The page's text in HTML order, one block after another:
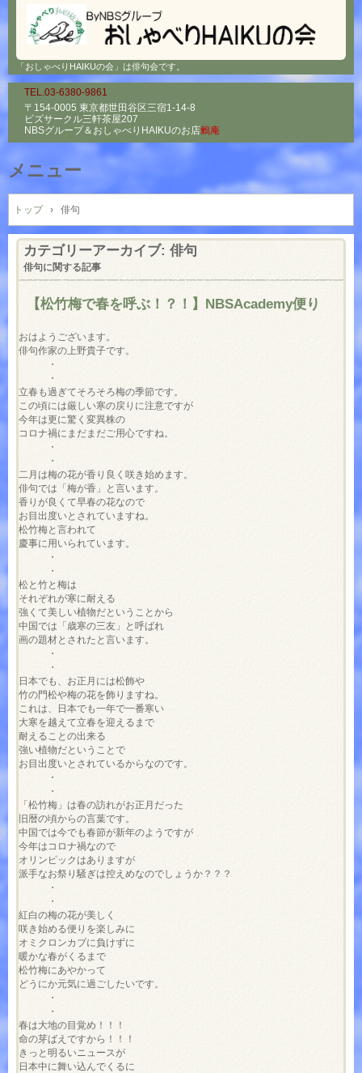
「おしゃべりHAIKUの会」は俳句会です。
TEL.03-6380-9861
〒154-0005 東京都世田谷区三宿1-14-8
ビズサークル三軒茶屋207
NBSグループ＆ おしゃべりHAIKUのお店鶫庵
メニュー
コ
ン
テ
ン
へ
トップ › 俳句
カテゴリーアーカイブ: 俳句
俳句に関する記事
【松竹梅で春を呼ぶ！？！】NBSAcademy便り
おはようございます。
俳句作家の上野貴子です。
・
・
立春も過ぎてそろそろ梅の季節です。
この頃には厳しい寒の戻りに注意ですが
今年は更に驚く変異株の
コロナ禍にまだまだご用心ですね。
・
・
二月は梅の花が香り良く咲き始めます。
俳句では「梅が香」と言います。
香りが良くて早春の花なので
お目出度いとされていますね。
松竹梅と言われて
慶事に用いられています。
・
・
松と竹と梅は
それぞれが寒に耐える
強くて美しい植物だということから
中国では「歳寒の三友」と呼ばれ
画の題材とされたと言います。
・
・
日本でも、お正月には松飾や
竹の門松や梅の花を飾りますね。
これは、日本でも一年で一番寒い
大寒を越えて立春を迎えるまで
耐えることの出来る
強い植物だということで
お目出度いとされているからなのです。
・
・
「松竹梅」は春の訪れがお正月だった
旧暦の頃からの言葉です。
中国では今でも春節が新年のようですが
今年はコロナ禍なので
オリンピックはありますが
派手なお祭り騒ぎは控えめなのでしょうか？？？
・
・
紅白の梅の花が美しく
咲き始める便りを楽しみに
オミクロンカブに負けずに
暖かな春がくるまで
松竹梅にあやかって
どうにか元気に過ごしたいです。
・
・
春は大地の目覚め！！！
命の芽ばえですから！！！
きっと明るいニュースが
日本中に舞い込んでくるに